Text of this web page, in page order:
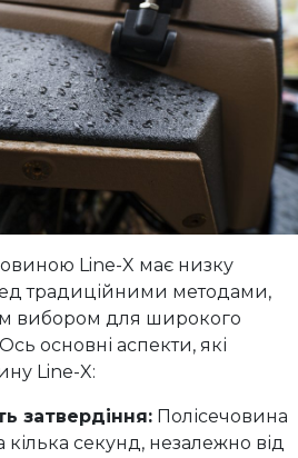
Line-X має низку
традиційними методами,
вибором для широкого
основні аспекти, які
Line-X:
затвердіння: Полісечовина
кілька секунд, незалежно від